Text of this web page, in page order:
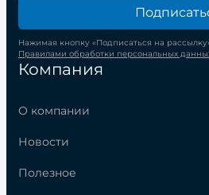
Компания
О компании
Новости
Полезное
Нажимая кнопку «Подписаться на
Правилами обработки персональных